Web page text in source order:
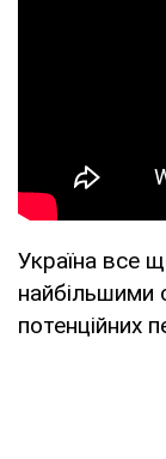
Україна все
найбільшими
потенційних